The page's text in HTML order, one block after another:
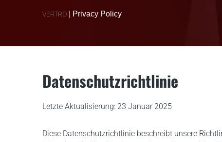
Achterloopverdichter VDR 60 C
VERTRO Privacy Policy
Datenschutzrichtlinie
Letzte Aktualisierung: 23 Januar 2025
Diese Datenschutzrichtlinie beschreibt unsere